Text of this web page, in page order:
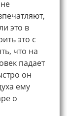
это в
это с
что на
падает
он
ему
о